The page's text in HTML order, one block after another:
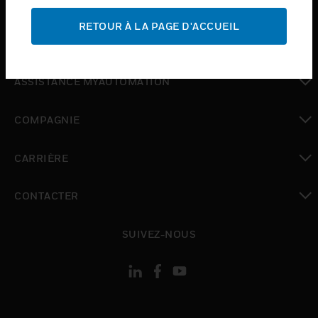
ASSISTANCE
OÙ ACHETER
ASSISTANCE MYAUTOMATION
COMPAGNIE
CARRIÈRE
CONTACTER
SUIVEZ-NOUS
RETOUR À LA PAGE D'ACCUEIL